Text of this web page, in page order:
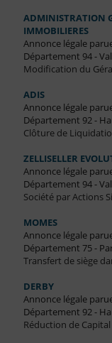
ADMINISTRATION
IMMOBILIERES
Annonce légale
Département 94 -
Modification du
ADIS
Annonce légale
Département 92 -
Clôture de
ZELLISELLER
Annonce légale
Département 94 -
Société par Actions
MOMES
Annonce légale
Département 75 -
Transfert de siège
DERBY
Annonce légale
Département 92 -
Réduction de Capital